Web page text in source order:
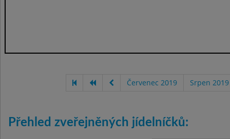
Červenec 2019 Srpen 2019
Přehled zveřejněných jídelníčků: